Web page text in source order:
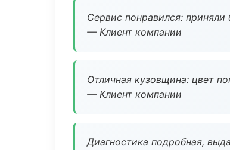
Сервис понравился: приняли
— Клиент компании
Отличная кузовщина: цвет
— Клиент компании
Диагностика подробная,